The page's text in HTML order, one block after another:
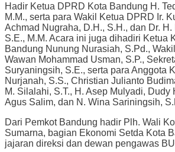
Hadir Ketua DPRD Kota Bandung H.
M.M., serta para Wakil Ketua DPRD Ir.
Achmad Nugraha, D.H., S.H., dan Dr.
S.E., M.M. Acara ini juga dihadiri Ketua
Bandung Nunung Nurasiah, S.Pd.,
Wawan Mohammad Usman, S.P.,
Suryaningsih, S.E., serta para Anggota
Nurjanah, S.S., Christian Julianto
M. Silalahi, S.T., H. Asep Mulyadi, Dudy
Agus Salim, dan N. Wina Sariningsih,
Dari Pemkot Bandung hadir Plh. Wali
Sumarna, bagian Ekonomi Setda Kota
jajaran direksi dan dewan pengawas